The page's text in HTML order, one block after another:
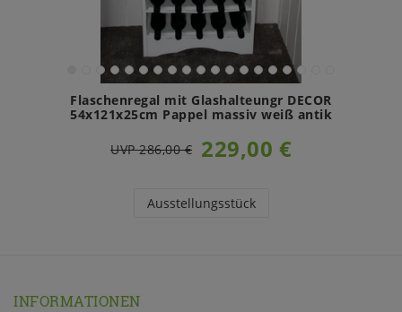
Flaschenregal mit Glashalteungr DECOR
54x121x25cm Pappel massiv weiß antik
UVP 286,00 € 229,00 €
Ausstellungsstück
INFORMATIONEN